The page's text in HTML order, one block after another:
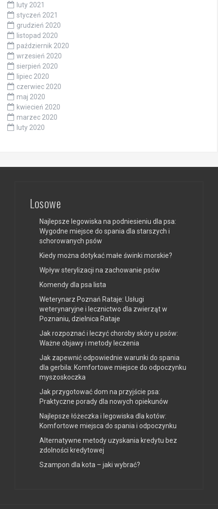
luty 2021
styczeń 2021
grudzień 2020
listopad 2020
październik 2020
wrzesień 2020
sierpień 2020
lipiec 2020
czerwiec 2020
maj 2020
kwiecień 2020
marzec 2020
luty 2020
Losowe
Najlepsze legowiska na podniesieniu dla psa:
Wygodne miejsce do spania dla starszych i
schorowanych psów
Kiedy można dotykać małe świnki morskie?
Wpływ sterylizacji na zachowanie psów
Komendy dla psa lista
Weterynarz Poznań Rataje: Usługi
weterynaryjne i lecznictwo dla zwierząt w
Poznaniu, dzielnica Rataje
Jak rozpoznać i leczyć choroby skóry u psów:
Ważne objawy i metody leczenia
Jak zapewnić odpowiednie warunki do spania
dla gerbila: Komfortowe miejsce do odpoczynku
myszoskoczka
Jak przygotować dom na przyjście psa:
Praktyczne porady dla nowych opiekunów
Najlepsze łóżeczka i legowiska dla kotów:
Komfortowe miejsca do spania i odpoczynku
Alternatywne metody uzyskania kredytu bez
zdolności kredytowej
Szampon dla kota – jaki wybrać?